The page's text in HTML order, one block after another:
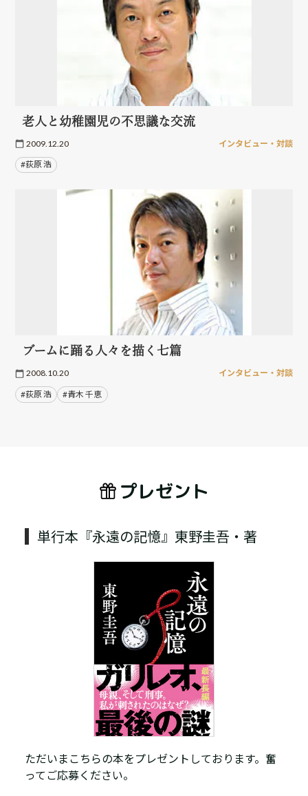
老人と幼稚園児の不思議な交流
2009.12.20 インタビュー・対談
#荻原 浩
ブームに踊る人々を描く七篇
2008.10.20 インタビュー・対談
#荻原 浩 #青木 千恵
プレゼント
単行本『永遠の記憶』東野圭吾・著
ただいまこちらの本をプレゼントしております。奮
ってご応募ください。